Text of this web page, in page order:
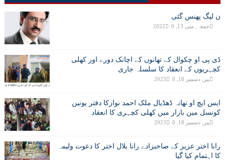
ن لیگ پھنس گئی
جمعہ, مئی 13, 2022 0
ڈی پی او چکوال کے تھانوں کے اچانک دورے اور کھلی
کچہریوں کے انعقاد کا سلسلہ جاری
پیر, دسمبر 18, 2023 0
ایس ایچ او تھانہ ڈھڈیال ملک احمد نوازکا دفتر یونین
کونسل مین بازار میں کھلی کچہری کا انعقاد
پیر, دسمبر 18, 2023 0
رانا اختر عزیز کے صاحبزادے رانا بلال اختر کا دعوت ولیمہ
کا اہتمام کیا گیا